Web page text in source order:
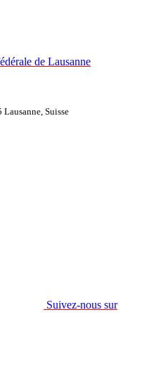
Suisse
Suivez-nous sur